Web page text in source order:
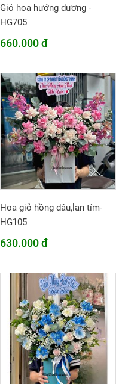
Giỏ hoa hướng dương -
HG705
660.000 đ
Hoa giỏ hồng dâu,lan tím-
HG105
630.000 đ